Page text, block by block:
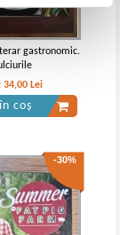
gastronomic.
34,00 Lei
coș
-30%